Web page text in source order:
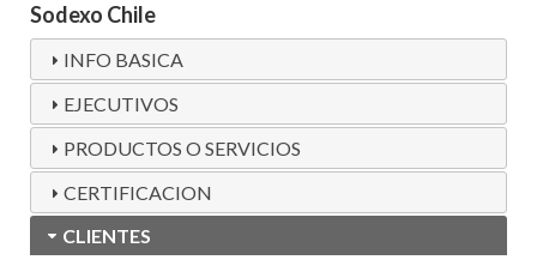
Sodexo Chile
INFO BASICA
EJECUTIVOS
PRODUCTOS O SERVICIOS
CERTIFICACION
CLIENTES